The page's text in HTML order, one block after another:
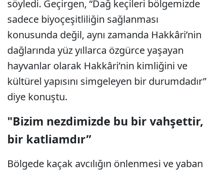
söyledi. Geçirgen, “Dağ keçileri bölgemizde
sadece biyoçeşitliliğin sağlanması
konusunda değil, aynı zamanda Hakkâri’nin
dağlarında yüz yıllarca özgürce yaşayan
hayvanlar olarak Hakkâri’nin kimliğini ve
kültürel yapısını simgeleyen bir durumdadır”
diye konuştu.
"Bizim nezdimizde bu bir vahşettir,
bir katliamdır”
Bölgede kaçak avcılığın önlenmesi ve yaban